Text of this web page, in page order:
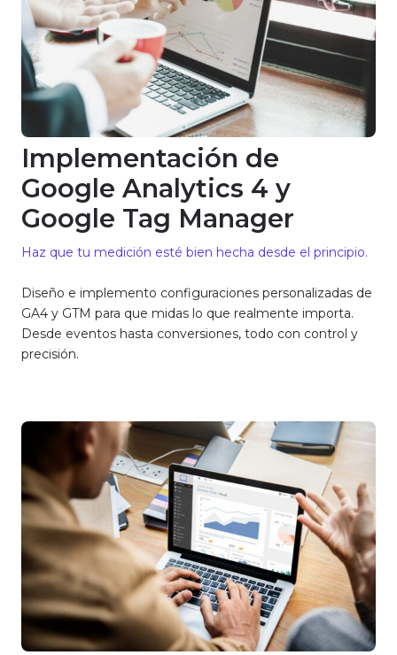
Implementación de
Google Analytics 4 y
Google Tag Manager
Haz que tu medición esté bien hecha desde el principio.
Diseño e implemento configuraciones personalizadas de
GA4 y GTM para que midas lo que realmente importa.
Desde eventos hasta conversiones, todo con control y
precisión.